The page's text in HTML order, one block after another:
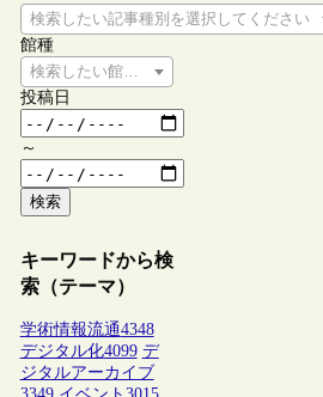
検索したい記事種別を選択してください
館種
検索したい館種を選択してください
投稿日
～
検索
キーワードから検
索（テーマ）
学術情報流通4348
デジタル化4099 デ
ジタルアーカイブ